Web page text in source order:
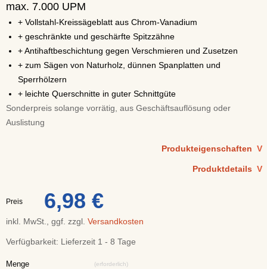
max. 7.000 UPM
+ Vollstahl-Kreissägeblatt aus Chrom-Vanadium
+ geschränkte und geschärfte Spitzzähne
+ Antihaftbeschichtung gegen Verschmieren und Zusetzen
+ zum Sägen von Naturholz, dünnen Spanplatten und
Sperrhölzern
+ leichte Querschnitte in guter Schnittgüte
Sonderpreis solange vorrätig, aus Geschäftsauflösung oder
Auslistung
Produkteigenschaften V
Produktdetails V
Preis 6,98 €
inkl. MwSt., ggf. zzgl. Versandkosten
Verfügbarkeit: Lieferzeit 1 - 8 Tage
Menge (erforderlich)